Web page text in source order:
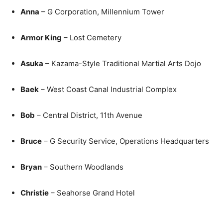
Anna – G Corporation, Millennium Tower
Armor King – Lost Cemetery
Asuka – Kazama-Style Traditional Martial Arts Dojo
Baek – West Coast Canal Industrial Complex
Bob – Central District, 11th Avenue
Bruce – G Security Service, Operations Headquarters
Bryan – Southern Woodlands
Christie – Seahorse Grand Hotel